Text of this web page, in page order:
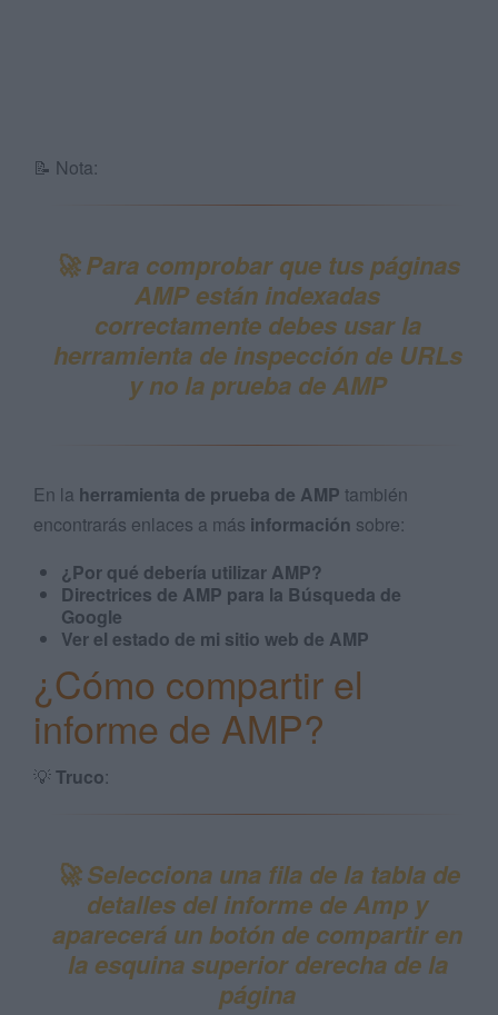
📝 Nota:
🚀 Para comprobar que tus páginas
AMP están indexadas
correctamente debes usar la
herramienta de inspección de URLs
y no la prueba de AMP
En la herramienta de prueba de AMP también
encontrarás enlaces a más información sobre:
¿Por qué debería utilizar AMP?
Directrices de AMP para la Búsqueda de
Google
Ver el estado de mi sitio web de AMP
¿Cómo compartir el
informe de AMP?
💡Truco:
🚀 Selecciona una fila de la tabla de
detalles del informe de Amp y
aparecerá un botón de compartir en
la esquina superior derecha de la
página